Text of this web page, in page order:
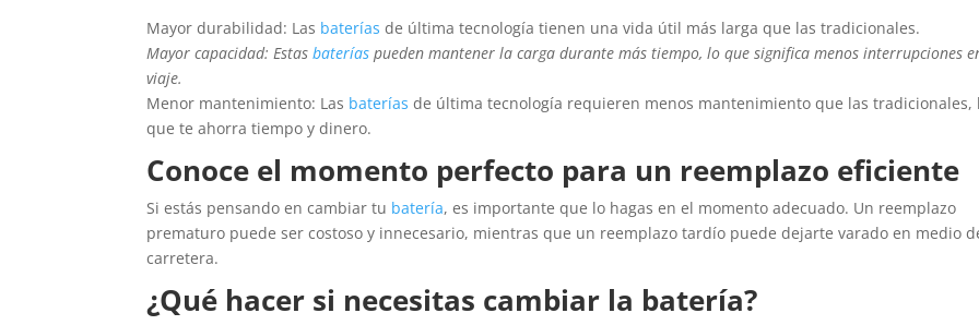
Mayor durabilidad: Las baterías de última tecnología tienen una vida útil más larga que las tradicionales.
Mayor capacidad: Estasbaterías pueden mantener la carga durante más tiempo, lo que significa menos interrupciones
viaje.
Menor mantenimiento: Las baterías de última tecnología requieren menos mantenimiento que las tradicionales,
que te ahorra tiempo y dinero.
Conoce el momento perfecto para un reemplazo eficiente
Si estás pensando en cambiar tu batería, es importante que lo hagas en el momento adecuado. Un reemplazo
prematuro puede ser costoso y innecesario, mientras que un reemplazo tardío puede dejarte varado en medio
carretera.
¿Qué hacer si necesitas cambiar la batería?